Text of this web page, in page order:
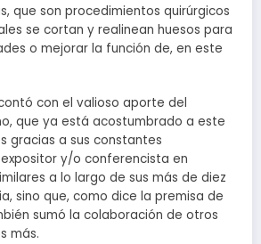
que son procedimientos quirúrgicos
se cortan y realinean huesos para
o mejorar la función de, en este
con el valioso aporte del
que ya está acostumbrado a este
gracias a sus constantes
y/o conferencista en
a lo largo de sus más de diez
sino que, como dice la premisa de
sumó la colaboración de otros
más.